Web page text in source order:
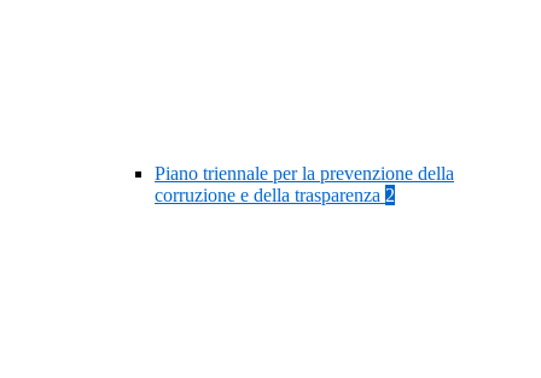
Piano triennale per la prevenzione della
corruzione e della trasparenza 2